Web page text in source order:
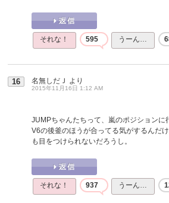
それな！ 595 うーん…
16 名無しだＪ より
2015年11月16日 1:12 AM
JUMPちゃんたちって、嵐のポジションに
V6の後釜のほうが合ってる気がするんだ
も目をつけられないだろうし。
それな！ 937 うーん…